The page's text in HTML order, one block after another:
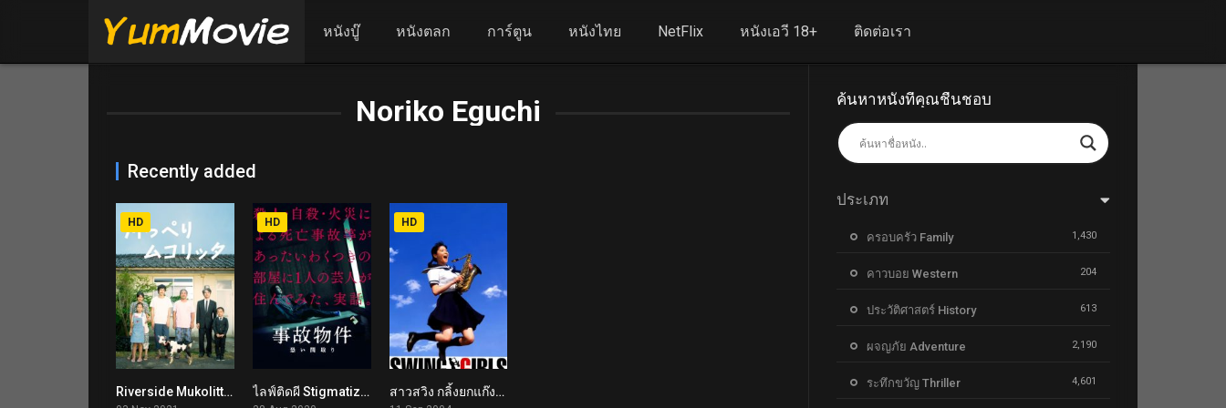
หนังบู๊ หนังตลก การ์ตูน หนังไทย NetFlix หนังเอวี 18+ ติดต่อเรา
Noriko Eguchi
Recently added
6.9
HD
Riverside Mukolitta (2021) ณ ที่พักกับรักของเรา 4.5
HD
ไลฟ์ติดผี Stigmatized Properties (2020) 7.5
HD
สาวสวิง กลิ้งยกแก๊งค์ Swing Girls (2004)
ค้นหาหนังที่คุณชื่นชอบ
ประเภท
ครอบครัว Family 1,430
คาวบอย Western 204
ประวัติศาสตร์ History 613
ผจญภัย Adventure 2,190
ระทึกขวัญ Thriller 4,601